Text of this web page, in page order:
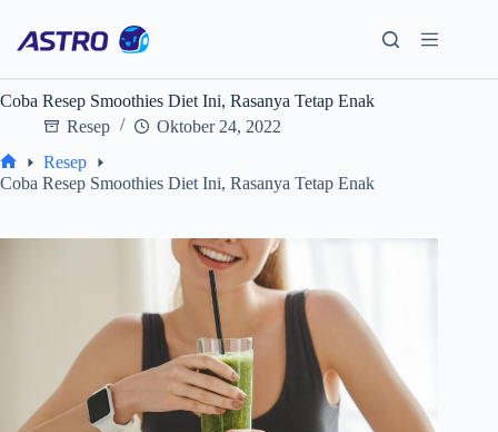
content
Coba Resep Smoothies Diet Ini, Rasanya Tetap Enak
Resep
Oktober 24, 2022
Home
Resep
Coba Resep Smoothies Diet Ini, Rasanya Tetap Enak